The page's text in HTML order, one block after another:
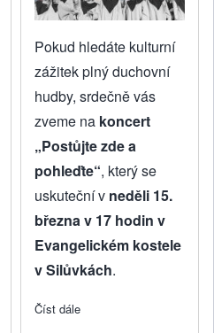
Pokud hledáte kulturní
zážitek plný duchovní
hudby, srdečně vás
zveme na koncert
„Postůjte zde a
pohleďte“, který se
uskuteční v neděli 15.
března v 17 hodin v
Evangelickém kostele
v Silůvkách.
Číst dále